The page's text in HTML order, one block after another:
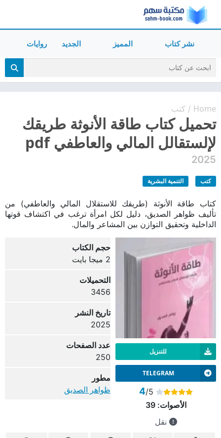
نشر كتاب المميز الجديد روايات
Home
/ كتب
تحميل كتاب طاقة الأنوثة طريقك
لإلستقالل المالي والعاطفي pdf
2025
كتب التنمية البشرية
كتاب طاقة الأنوثة (طريقك للاستقلال المالي والعاطفي) من
تأليف ظواهر الصديق، دليل لكل امرأة ترغب في اكتشاف قوتها
الداخلية وتحقيق التوازن بين المشاعر والمال.
للتنزيل
TELEGRAM
4/5
الأصوات:39
نقل
حجم الكتاب
2 ميجا بايت
التحميلات
3456
تاريخ النشر
2025
عدد الصفحات
250
مطور
ظواهر الصديق